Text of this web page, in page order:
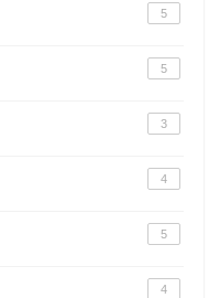
5
5
3
4
5
4